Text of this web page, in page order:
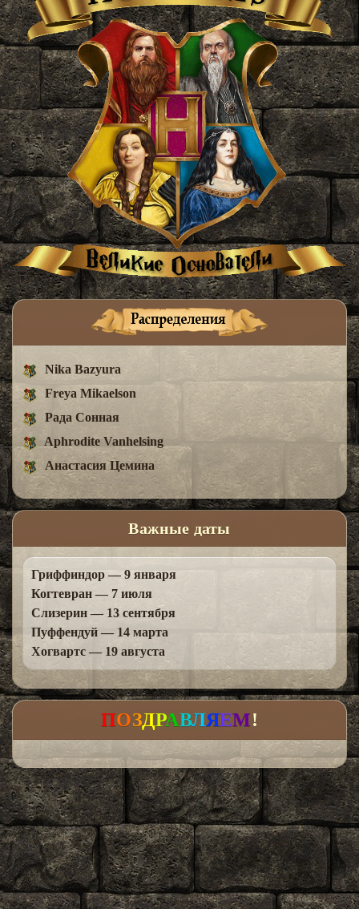
Nika Bazyura
Freya Mikaelson
Рада Сонная
Aphrodite Vanhelsing
Анастасия Цемина
Важные даты
Гриффиндор — 9 января
Когтевран — 7 июля
Слизерин — 13 сентября
Пуффендуй — 14 марта
Хогвартс — 19 августа
ПОЗДРАВЛЯЕМ!